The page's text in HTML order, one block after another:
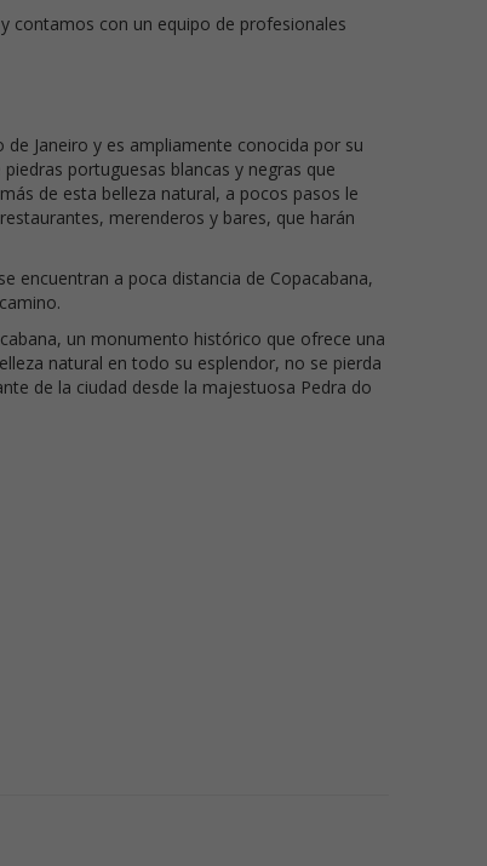
contamos con un equipo de profesionales
Janeiro y es ampliamente conocida por su
portuguesas blancas y negras que
de esta belleza natural, a pocos pasos le
merenderos y bares, que harán
encuentran a poca distancia de Copacabana,
un monumento histórico que ofrece una
natural en todo su esplendor, no se pierda
de la ciudad desde la majestuosa Pedra do